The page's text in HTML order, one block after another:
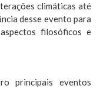
climáticas até
desse evento para
filosóficos e
principais eventos